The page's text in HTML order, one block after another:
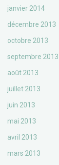
janvier 2014
décembre 2013
octobre 2013
septembre 2013
août 2013
juillet 2013
juin 2013
mai 2013
avril 2013
mars 2013